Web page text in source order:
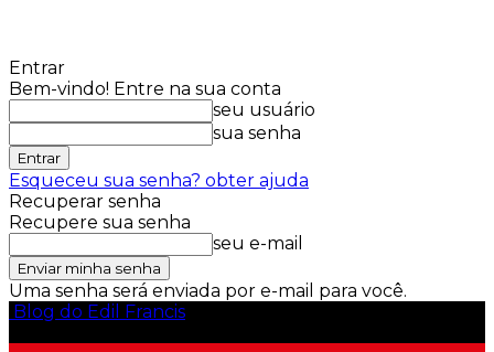
Entrar
Bem-vindo! Entre na sua conta
seu usuário
sua senha
Esqueceu sua senha? obter ajuda
Recuperar senha
Recupere sua senha
seu e-mail
Uma senha será enviada por e-mail para você.
Blog do Edil Francis